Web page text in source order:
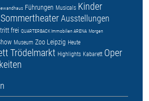
Führungen Musicals Kinder
SommertheaterAusstellungen
frei QUARTERBACK Immobilien ARENA Morgen
Museum Zoo Leipzig Heute
Trödelmarkt Highlights Kabarett Oper